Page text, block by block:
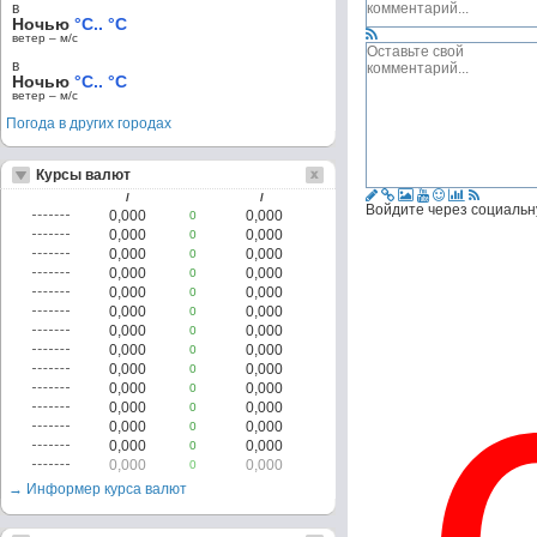
Войдите через
в
Ночью °C.. °C
ветер – м/c
в
Ночью °C.. °C
ветер – м/c
Погода в других городах
Курсы валют
/ /
0,000 0
0,000
0,000
0
0,000
0,000
0
0,000
0,000
0
0,000
0,000
0
0,000
0,000
0
0,000
0,000
0
0,000
0,000
0
0,000
0,000
0
0,000
0,000
0
0,000
0,000
0
0,000
0,000
0
0,000
0,000
0
0,000
0,000
0
0,000
→ Информер курса валют